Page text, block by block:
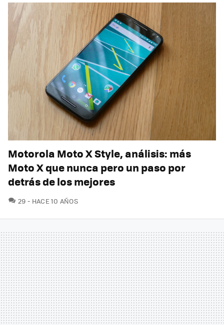
Motorola Moto X Style, análisis: más
Moto X que nunca pero un paso por
detrás de los mejores
29 COMENTARIOS
HACE 10 AÑOS